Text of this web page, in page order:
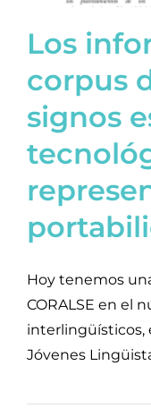
Los
corpus
signos
Hoy tenemos
CORALSE en el
interlingüísticos,
Jóvenes